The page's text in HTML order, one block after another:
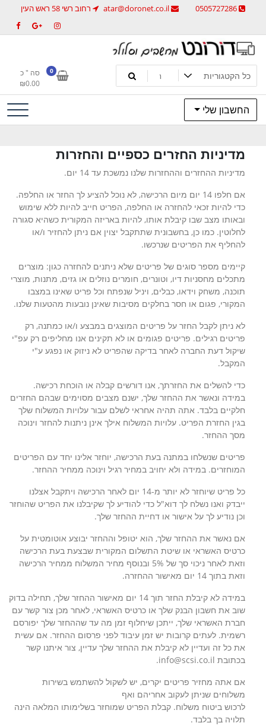
0505727286
atar@doronet.co.il רחוב רשי 58 ראש העין
דורונט מחשבים וסלולר
מחשבים וסלולר 0
סה " כ
₪0.00
החשבון שלי
מדיניות החזרים כספיים והחזרות
מדיניות ההחזרים וההחזרות שלנו נמשכת עד 14 יום.
אם חלפו 14 יום מיום הרכישה, לא נוכל להציע לך החזר או החלפה.
כדי להיות זכאי להחזרה או החלפה, הפריט חייב להיות ללא שימוש
ובאותו מצב שבו קיבלת אותו, להיות באריזה המקורית כשהיא סגורה
לחלוטין. כמו כן, בחשבונית שתתקבל יצוין אם ניתן להחזיר ו/או
להחליף את הפריטים שנרכשו.
קיימים מספר סוגים של פריטים שלא ניתנים להחזרה כגון: מוצרים
מתכלים מחסניות דיו, וטונרים, חומרים נוזלים או גזים, מתנות, מוצרי
תוכנה, משחק וידאו, כבלים, ויניל שנפתח וכל פריט שאינו במצבו
המקורי, פגום או חסר בחלקים מסיבות שאינן נובעות מהטעות שלנו.
לא ניתן לקבל החזר על פריטים המוצגים במבצע ו/או כמתנה, רק
פריטים רגילים. פריטים פגומים או לא תקינים אנו מחליפים רק עפ"י
שיקול דעת החברה לאחר בדיקה שהפריט לא ניזוק או נפגע ע"י
המקבל.
כדי להשלים את החזרתך, אנו דורשים קבלה או הוכחת רכישה.
במידה ונאשר את ההחזר שלך, ישנם מצבים מסוימים שבהם החזרים
חלקיים בלבד. אתה תהיה אחראי לשלם עבור עלויות המשלוח שלך
בגין החזרת הפריט. עלויות המשלוח אילך אינן ניתנות להחזר וינוכה
מסך ההחזר.
פריטים שנשלחו במתנה בעת הרכישה, יוחזר אלינו יחד עם הפריטים
המוחזרים. במידה ולא יחויב במחיר רגיל וינוכה ממחיר ההחזר.
כל פריט שיוחזר לא יותר מ-14 יום לאחר הרכישה ויתקבל אצלנו
ייבדק ואנו נשלח לך דוא"ל כדי להודיע ​​לך שקיבלנו את הפריט שהוחזר
וכן נודיע לך על אישור או דחיית ההחזר שלך.
אם נאשר את ההחזר שלך, הוא יטופל וההחזר יבוצע אוטומטית על
כרטיס האשראי או שיטת התשלום המקורית שבצעת בעת הרכישה
וזאת לאחר ניכוי סך של 5% ובנוסף מחיר המשלוח ממחיר הרכישה
וזאת בתוך 14 יום מאישור ההחזרה.
במידה לא קיבלת החזר תוך 14 יום מאישור ההחזר שלך, תחילה בדוק
שוב את חשבון הבנק שלך או כרטיס האשראי, לאחר מכן צור קשר עם
חברת האשראי שלך, ייתכן שיחלוף זמן מה עד שההחזר שלך יפורסם
רשמית. לעתים קרובות יש זמן עיבוד לפני פרסום ההחזר. אם עשית
את כל זה ועדיין לא קיבלת את ההחזר שלך עדיין, צור איתנו קשר
בכתובת info@scsi.co.il.
אם אתה מחזיר פריטים יקרים, יש לשקול להשתמש בשירות
משלוחים שניתן לעקוב אחריהם ואף
לרכוש ביטוח משלוח. קבלת הפריט שמוחזר בשלימותו המלאה הינה
תלויה בך בלבד.